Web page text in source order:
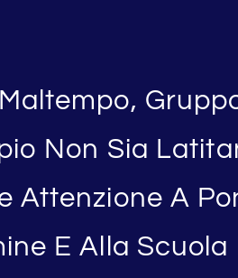
Non Sia
Attenzione A
E Alla Scuola